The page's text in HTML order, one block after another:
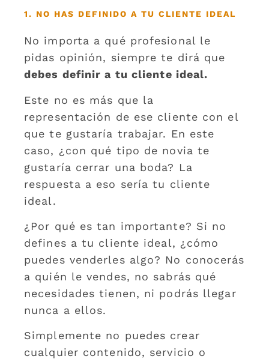
1. NO HAS DEFINIDO A TU CLIENTE IDEAL
No importa a qué profesional le
pidas opinión, siempre te dirá que
debes definir a tu cliente ideal.
Este no es más que la
representación de ese cliente con el
que te gustaría trabajar. En este
caso, ¿con qué tipo de novia te
gustaría cerrar una boda? La
respuesta a eso sería tu cliente
ideal.
¿Por qué es tan importante? Si no
defines a tu cliente ideal, ¿cómo
puedes venderles algo? No conocerás
a quién le vendes, no sabrás qué
necesidades tienen, ni podrás llegar
nunca a ellos.
Simplemente no puedes crear
cualquier contenido, servicio o